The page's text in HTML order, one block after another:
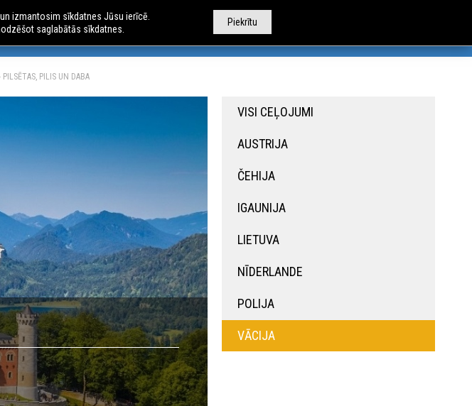
ČARTERLIDOJUMI AUTOBUSU NOMA CITI PAKALPOJUMI
PILSĒTAS, PILIS UN DABA
VISI CEĻOJUMI
AUSTRIJA
ČEHIJA
IGAUNIJA
LIETUVA
NĪDERLANDE
POLIJA
VĀCIJA
Piekrītu
izmantosim sīkdatnes Jūsu ierīcē.
saglabātās sīkdatnes.